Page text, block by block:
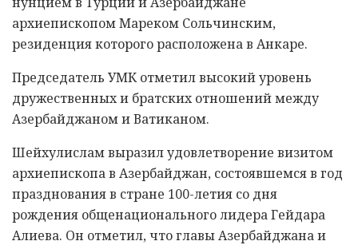
архиепископом Мареком Сольчинским,
резиденция которого расположена в Анкаре.
Председатель УМК отметил высокий уровень
дружественных и братских отношений между
Азербайджаном и Ватиканом.
Шейхулислам выразил удовлетворение визитом
архиепископа в Азербайджан, состоявшемся в год
празднования в стране 100-летия со дня
рождения общенационального лидера Гейдара
Алиева. Он отметил, что главы Азербайджана и